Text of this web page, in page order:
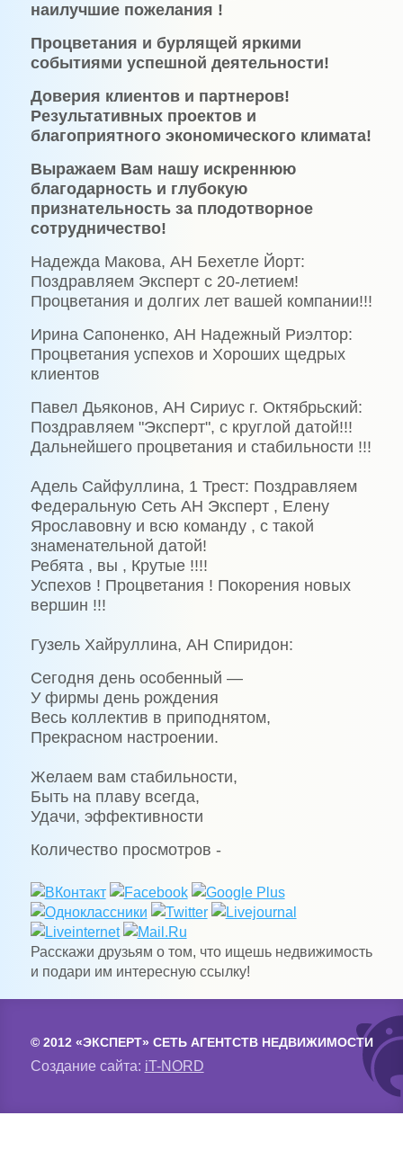
наилучшие пожелания !
Процветания и бурлящей яркими
событиями успешной деятельности!
Доверия клиентов и партнеров!
Результативных проектов и
благоприятного экономического климата!
Выражаем Вам нашу искреннюю
благодарность и глубокую
признательность за плодотворное
сотрудничество!
Надежда Макова, АН Бехетле Йорт:
Поздравляем Эксперт с 20-летием!
Процветания и долгих лет вашей компании!!!
Ирина Сапоненко, АН Надежный Риэлтор:
Процветания успехов и Хороших щедрых
клиентов
Павел Дьяконов, АН Сириус г. Октябрьский:
Поздравляем "Эксперт", с круглой датой!!!
Дальнейшего процветания и стабильности !!!
Адель Сайфуллина, 1 Трест: Поздравляем
Федеральную Сеть АН Эксперт , Елену
Ярославовну и всю команду , с такой
знаменательной датой!
Ребята , вы , Крутые !!!!
Успехов ! Процветания ! Покорения новых
вершин !!!
Гузель Хайруллина, АН Спиридон:
Сегодня день особенный —
У фирмы день рождения
Весь коллектив в приподнятом,
Прекрасном настроении.
Желаем вам стабильности,
Быть на плаву всегда,
Удачи, эффективности
Количество просмотров -
Расскажи друзьям о том, что ищешь недвижимость
и подари им интересную ссылку!
© 2012 «ЭКСПЕРТ» СЕТЬ АГЕНТСТВ НЕДВИЖИМОСТИ
Создание сайта: iT-NORD